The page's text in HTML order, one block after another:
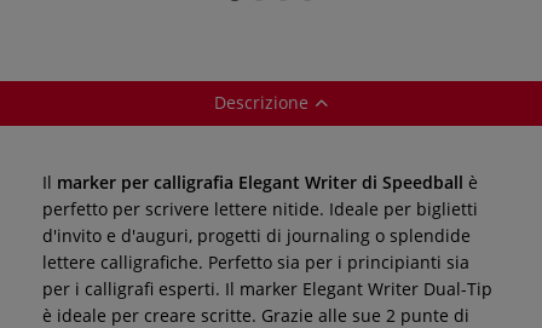
Descrizione
Il marker per calligrafia Elegant Writer di Speedball è
perfetto per scrivere lettere nitide. Ideale per biglietti
d'invito e d'auguri, progetti di journaling o splendide
lettere calligrafiche. Perfetto sia per i principianti sia
per i calligrafi esperti. Il marker Elegant Writer Dual-Tip
è ideale per creare scritte. Grazie alle sue 2 punte di